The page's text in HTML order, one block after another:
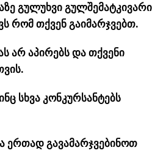
გულუხვი გულშემატკივარი
რომ თქვენ გაიმარჯვებთ.
არ აპირებს და თქვენი
სხვა კონკურსანტებს
ერთად გავამარჯვებინოთ